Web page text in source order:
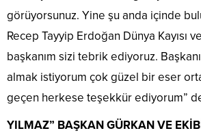
görüyorsunuz. Yine şu anda içinde
Recep Tayyip Erdoğan Dünya Kayısı
başkanım sizi tebrik ediyoruz.
almak istiyorum çok güzel bir eser
geçen herkese teşekkür ediyorum”
YILMAZ” BAŞKAN GÜRKAN VE